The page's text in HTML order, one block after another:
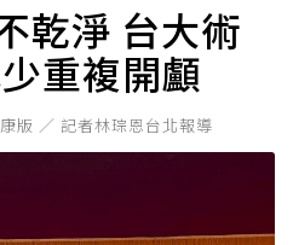
乾淨 台大術
重複開顱
版 ／ 記者林琮恩台北報導